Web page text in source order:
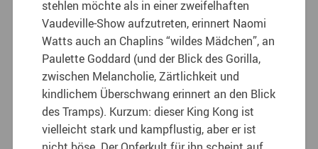
stehlen möchte als in einer zweifelhaften
Vaudeville-Show aufzutreten, erinnert Naomi
Watts auch an Chaplins “wildes Mädchen”, an
Paulette Goddard (und der Blick des Gorilla,
zwischen Melancholie, Zärtlichkeit und
kindlichem Überschwang erinnert an den Blick
des Tramps). Kurzum: dieser King Kong ist
vielleicht stark und kampflustig, aber er ist